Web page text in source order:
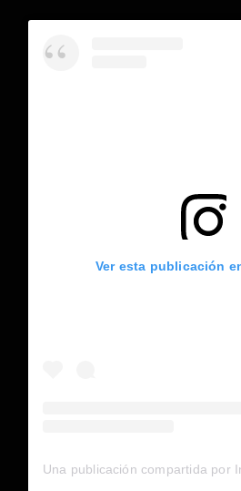
Ver esta publicación